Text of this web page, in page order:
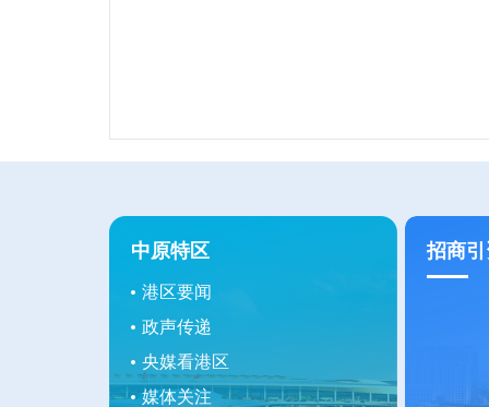
中原特区
港区要闻
政声传递
央媒看港区
媒体关注
招商